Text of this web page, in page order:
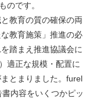
のです。
教育の質の確保の両
教育施策」推進の必
踏まえ推進協議会に
適正な規模・配置に
とまりました。furel
内容をいくつかピッ